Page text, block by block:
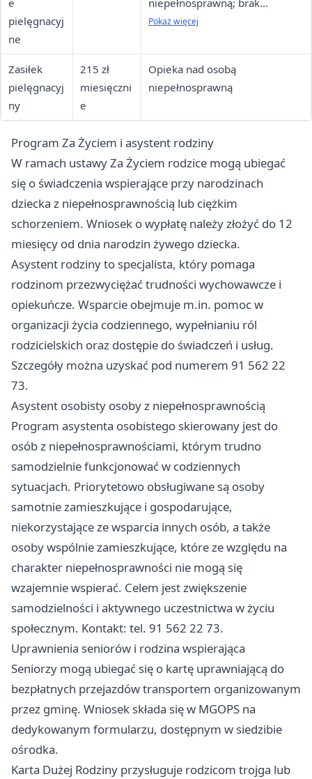
e
pielęgnacyj
ne
niepełnosprawną; brak
kryterium dochodowego
Pokaż więcej
Zasiłek
pielęgnacyj
ny
215 zł
miesięczni
e
Opieka nad osobą
niepełnosprawną
Program Za Życiem i asystent rodziny
W ramach ustawy Za Życiem rodzice mogą ubiegać
się o świadczenia wspierające przy narodzinach
dziecka z niepełnosprawnością lub ciężkim
schorzeniem. Wniosek o wypłatę należy złożyć do 12
miesięcy od dnia narodzin żywego dziecka.
Asystent rodziny to specjalista, który pomaga
rodzinom przezwyciężać trudności wychowawcze i
opiekuńcze. Wsparcie obejmuje m.in. pomoc w
organizacji życia codziennego, wypełnianiu ról
rodzicielskich oraz dostępie do świadczeń i usług.
Szczegóły można uzyskać pod numerem 91 562 22
73.
Asystent osobisty osoby z niepełnosprawnością
Program asystenta osobistego skierowany jest do
osób z niepełnosprawnościami, którym trudno
samodzielnie funkcjonować w codziennych
sytuacjach. Priorytetowo obsługiwane są osoby
samotnie zamieszkujące i gospodarujące,
niekorzystające ze wsparcia innych osób, a także
osoby wspólnie zamieszkujące, które ze względu na
charakter niepełnosprawności nie mogą się
wzajemnie wspierać. Celem jest zwiększenie
samodzielności i aktywnego uczestnictwa w życiu
społecznym. Kontakt: tel. 91 562 22 73.
Uprawnienia seniorów i rodzina wspierająca
Seniorzy mogą ubiegać się o kartę uprawniającą do
bezpłatnych przejazdów transportem organizowanym
przez gminę. Wniosek składa się w MGOPS na
dedykowanym formularzu, dostępnym w siedzibie
ośrodka.
Karta Dużej Rodziny przysługuje rodzicom trojga lub